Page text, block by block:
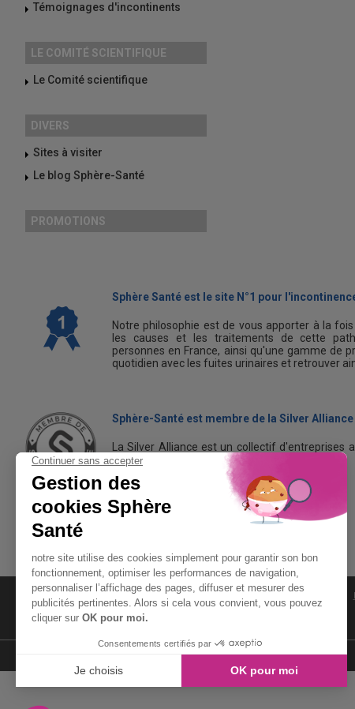
Témoignages d'incontinents
LE COMITÉ SCIENTIFIQUE
Le Comité scientifique
DIVERS
Sites à visiter
Le blog Sphère-Santé
PROMOTIONS
Sphère Santé est le site N°1 pour
Notre philosophie est de vous apporter à la
les causes et les traitements de cette
personnes en France, ainsi qu'une gamme de
quotidien avec les fuites urinaires et retrouver
Sphère-Santé est membre de la Silver Alliance
La Silver Alliance est un collectif d'entreprises
dans le bien vieillir à domicile.
Découvrez la Silver Alliance